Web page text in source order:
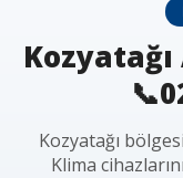
Kozyatağı
Klima